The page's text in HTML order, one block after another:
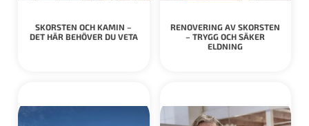
SKORSTEN OCH KAMIN –
DET HÄR BEHÖVER DU VETA
RENOVERING AV SKORSTEN
– TRYGG OCH SÄKER
ELDNING